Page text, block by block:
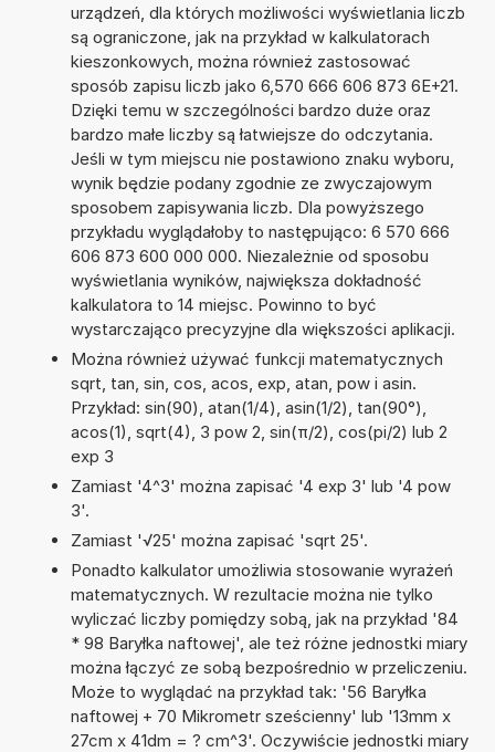
urządzeń, dla których możliwości wyświetlania liczb
są ograniczone, jak na przykład w kalkulatorach
kieszonkowych, można również zastosować
sposób zapisu liczb jako 6,570 666 606 873 6E+21.
Dzięki temu w szczególności bardzo duże oraz
bardzo małe liczby są łatwiejsze do odczytania.
Jeśli w tym miejscu nie postawiono znaku wyboru,
wynik będzie podany zgodnie ze zwyczajowym
sposobem zapisywania liczb. Dla powyższego
przykładu wyglądałoby to następująco: 6 570 666
606 873 600 000 000. Niezależnie od sposobu
wyświetlania wyników, największa dokładność
kalkulatora to 14 miejsc. Powinno to być
wystarczająco precyzyjne dla większości aplikacji.
Można również używać funkcji matematycznych
sqrt, tan, sin, cos, acos, exp, atan, pow i asin.
Przykład: sin(90), atan(1/4), asin(1/2), tan(90°),
acos(1), sqrt(4), 3 pow 2, sin(π/2), cos(pi/2) lub 2
exp 3
Zamiast '4^3' można zapisać '4 exp 3' lub '4 pow
3'.
Zamiast '√25' można zapisać 'sqrt 25'.
Ponadto kalkulator umożliwia stosowanie wyrażeń
matematycznych. W rezultacie można nie tylko
wyliczać liczby pomiędzy sobą, jak na przykład '84
* 98 Baryłka naftowej', ale też różne jednostki miary
można łączyć ze sobą bezpośrednio w przeliczeniu.
Może to wyglądać na przykład tak: '56 Baryłka
naftowej + 70 Mikrometr sześcienny' lub '13mm x
27cm x 41dm = ? cm^3'. Oczywiście jednostki miary